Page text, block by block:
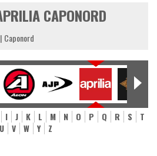
CAPONORD
Caponord
I J K L M N O P Q R S
T
U
V W Y Z